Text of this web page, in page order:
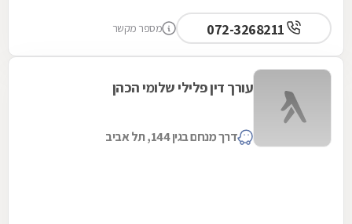
מספר מקשר
עורך דין פלילי שלומי הכהן
דרך מנחם בגין 144, תל אביב